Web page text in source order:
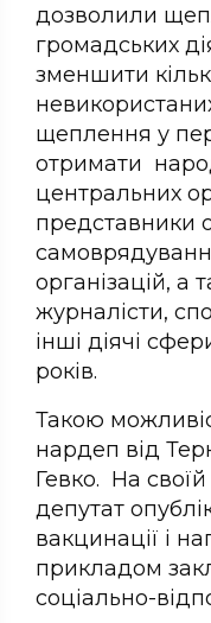
дозволили
громадських
зменшити
щеплення у
отримати
центральних
представники
організацій, а
журналісти,
інші діячі
років.
Такою
нардеп від
Гевко. На
депутат
вакцинації і
прикладом
соціально-